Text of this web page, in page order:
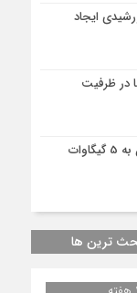
ایجاد
در ظرفیت
ظرفیت تجدیدپذیرهای ایران به 5 گیگاوات
ترین ها